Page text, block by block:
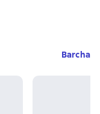
Barcha